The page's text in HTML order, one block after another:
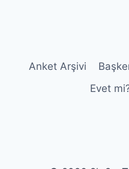
Anket Arşivi
Evet